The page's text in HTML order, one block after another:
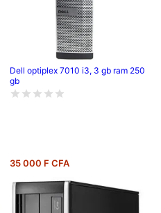
Dell optiplex 7010 i3, 3 gb ram 250
gb
35 000 F CFA